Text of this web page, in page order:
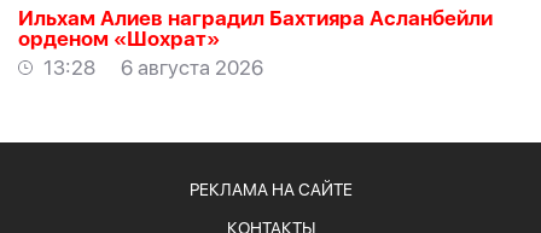
Ильхам Алиев наградил Бахтияра Асланбейли
орденом «Шохрат»
13:28
6 августа 2026
РЕКЛАМА НА САЙТЕ
КОНТАКТЫ